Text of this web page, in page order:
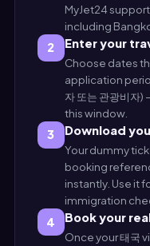
MyJet24
including
2 Enter your
Choose dates
application
자 또는 관광비
this window.
3 Download
Your dummy
booking
instantly. Use it
immigration
4 Book your
Once your 태국